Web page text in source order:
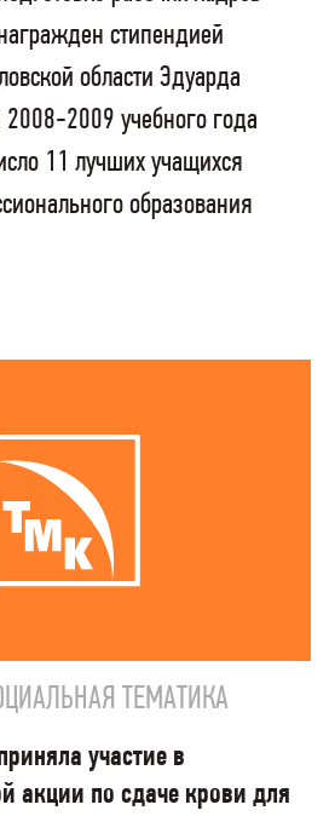
стипендией
области Эдуарда
2008-2009 учебного года
11 лучших учащихся
образования
ТЕМАТИКА
участие в
акции по сдаче крови для